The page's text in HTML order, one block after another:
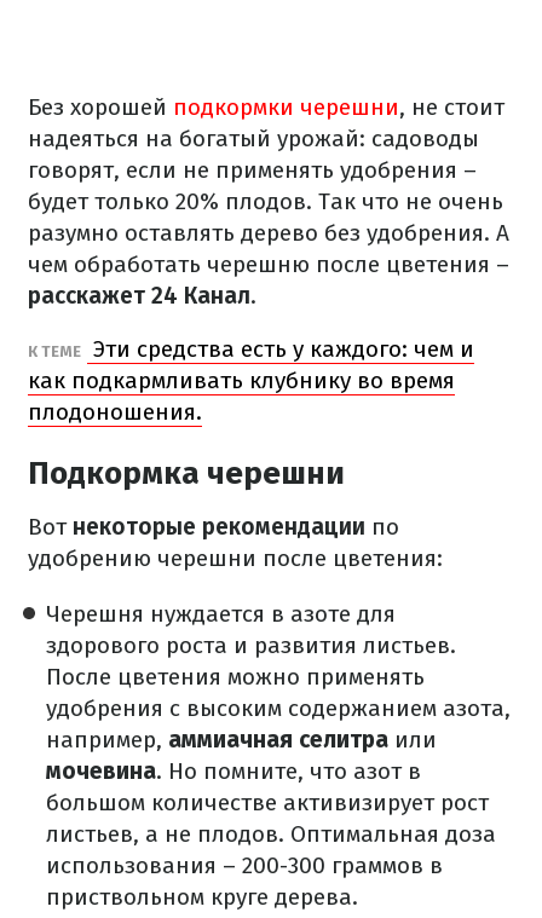
Без хорошей подкормки черешни, не стоит
надеяться на богатый урожай: садоводы
говорят, если не применять удобрения –
будет только 20% плодов. Так что не очень
разумно оставлять дерево без удобрения. А
чем обработать черешню после цветения –
расскажет 24 Канал.
К ТЕМЕ
Эти средства есть у каждого: чем и
как подкармливать клубнику во время
плодоношения.
Подкормка черешни
Вотнекоторые рекомендации по
удобрению черешни после цветения:
Черешня нуждается в азоте для
здорового роста и развития листьев.
После цветения можно применять
удобрения с высоким содержанием азота,
например, аммиачная селитра или
мочевина. Но помните, что азот в
большом количестве активизирует рост
листьев, а не плодов. Оптимальная доза
использования – 200-300 граммов в
приствольном круге дерева.